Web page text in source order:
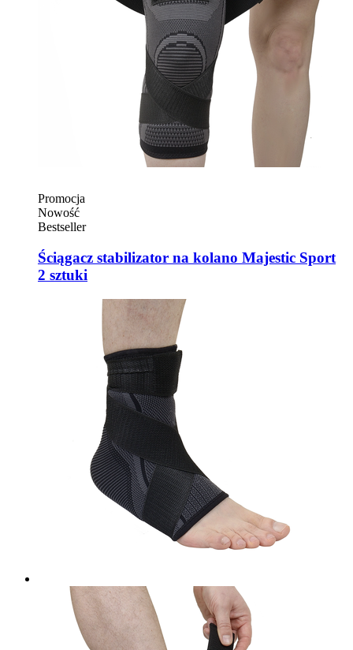
Promocja
Nowość
Bestseller
Ściągacz stabilizator na kolano Majestic Sport
2 sztuki